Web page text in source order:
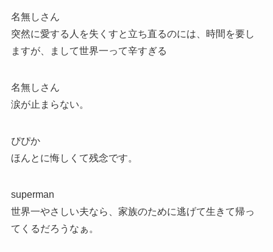
名無しさん
突然に愛する人を失くすと立ち直るのには、時間を要し
ますが、まして世界一って辛すぎる
名無しさん
涙が止まらない。
ぴぴか
ほんとに悔しくて残念です。
superman
世界一やさしい夫なら、家族のために逃げて生きて帰っ
てくるだろうなぁ。